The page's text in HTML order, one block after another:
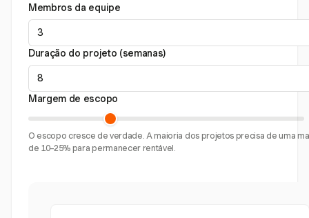
Membros da equipe
Duração do projeto (semanas)
Margem de escopo
O escopo cresce de verdade. A maioria dos projetos precisa de uma
de 10–25% para permanecer rentável.